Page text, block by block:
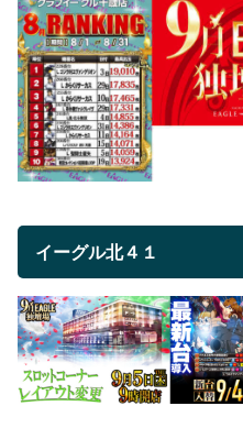
イーグル北４１